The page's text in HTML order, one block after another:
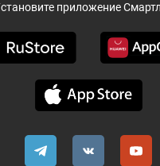
приложение